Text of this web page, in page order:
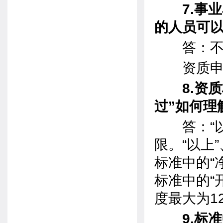
7.事业单
的人员可
答：不
资质申
8.资质标
过”如何理
答：“以
限。“以上
标准中的“
标准中的“
度最大为
9.标准中